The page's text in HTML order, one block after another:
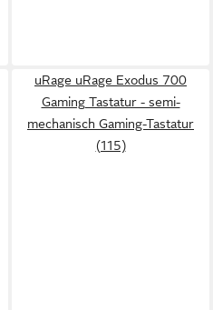
uRage uRage Exodus 700
Gaming Tastatur - semi-
mechanisch Gaming-Tastatur
(115)